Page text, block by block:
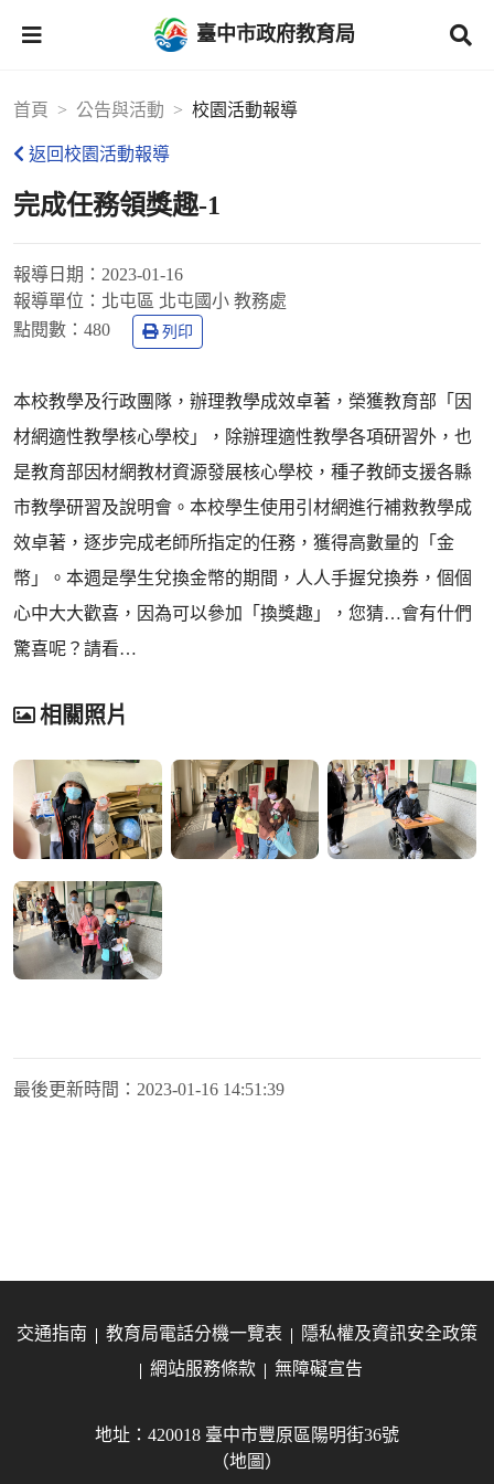
臺中市政府教育局
首頁 公告與活動 校園活動報導
返回校園活動報導
完成任務領獎趣-1
報導日期： 2023-01-16
報導單位： 北屯區 北屯國小 教務處
點閱數： 480 列印
本校教學及行政團隊，辦理教學成效卓著，榮獲教育部「因
材網適性教學核心學校」，除辦理適性教學各項研習外，也
是教育部因材網教材資源發展核心學校，種子教師支援各縣
市教學研習及說明會。本校學生使用引材網進行補救教學成
效卓著，逐步完成老師所指定的任務，獲得高數量的「金
幣」。本週是學生兌換金幣的期間，人人手握兌換券，個個
心中大大歡喜，因為可以參加「換獎趣」，您猜…會有什們
驚喜呢？請看…
相關照片
最後更新時間： 2023-01-16 14:51:39
交通指南 教育局電話分機一覽表
隱私權及資訊安全政策
網站服務條款
無障礙宣告
地址：420018 臺中市豐原區陽明街36號
（地圖）